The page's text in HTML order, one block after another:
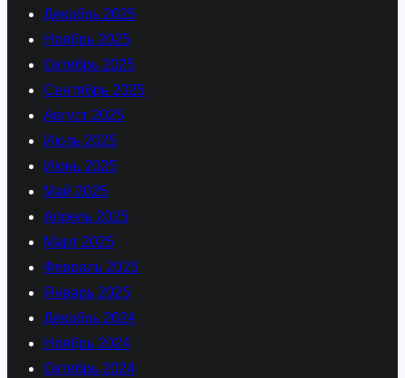
Декабрь 2025
Ноябрь 2025
Октябрь 2025
Сентябрь 2025
Август 2025
Июль 2025
Июнь 2025
Май 2025
Апрель 2025
Март 2025
Февраль 2025
Январь 2025
Декабрь 2024
Ноябрь 2024
Октябрь 2024